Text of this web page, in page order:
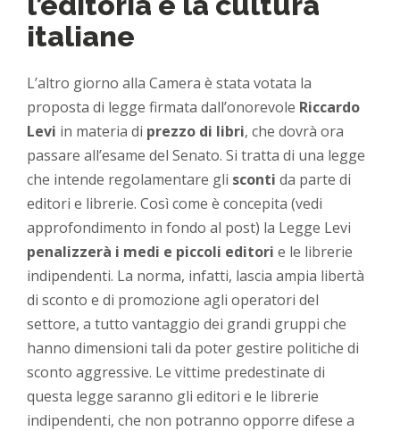
italiane
L’altro giorno alla Camera è stata votata la
proposta di legge firmata dall’onorevole Riccardo
Levi in materia di prezzo di libri, che dovrà ora
passare all’esame del Senato. Si tratta di una legge
che intende regolamentare gli scontida parte di
editori e librerie. Così come è concepita (vedi
approfondimento in fondo al post) la Legge Levi
penalizzerà i medi e piccoli editori e le librerie
indipendenti. La norma, infatti, lascia ampia libertà
di sconto e di promozione agli operatori del
settore, a tutto vantaggio dei grandi gruppi che
hanno dimensioni tali da poter gestire politiche di
sconto aggressive. Le vittime predestinate di
questa legge saranno gli editori e le librerie
indipendenti, che non potranno opporre difese a